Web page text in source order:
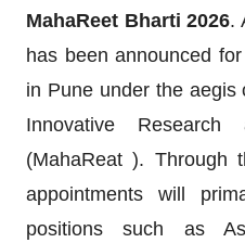
MahaReet Bharti 2026.
has been announced
in Pune under the aegis
Innovative
(MahaReat ). Through
appointments will
positions such as